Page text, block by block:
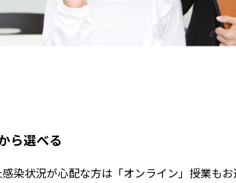
ら選べる
染状況が心配な方は「オンライン」授業も